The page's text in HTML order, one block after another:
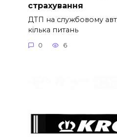
страхування
ДТП на службовому
кілька питань
0 6